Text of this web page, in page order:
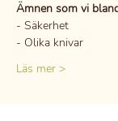
Ämnen som vi
- Säkerhet
- Olika knivar
Läs mer >